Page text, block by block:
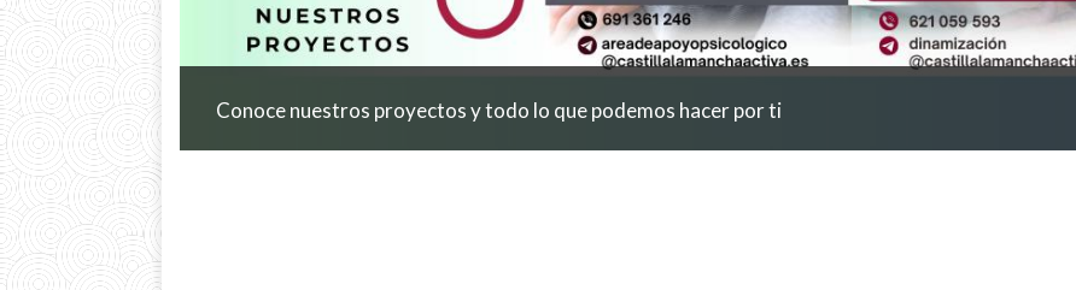
Conoce nuestros proyectos y todo lo que podemos hacer por ti